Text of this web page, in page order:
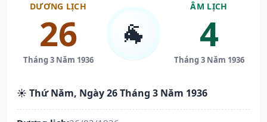
DƯƠNG LỊCH
26
Tháng 3 Năm 1936
🐐
ÂM LỊCH
4
Tháng 3 Năm 1936
☀️ Thứ Năm, Ngày 26 Tháng 3 Năm 1936